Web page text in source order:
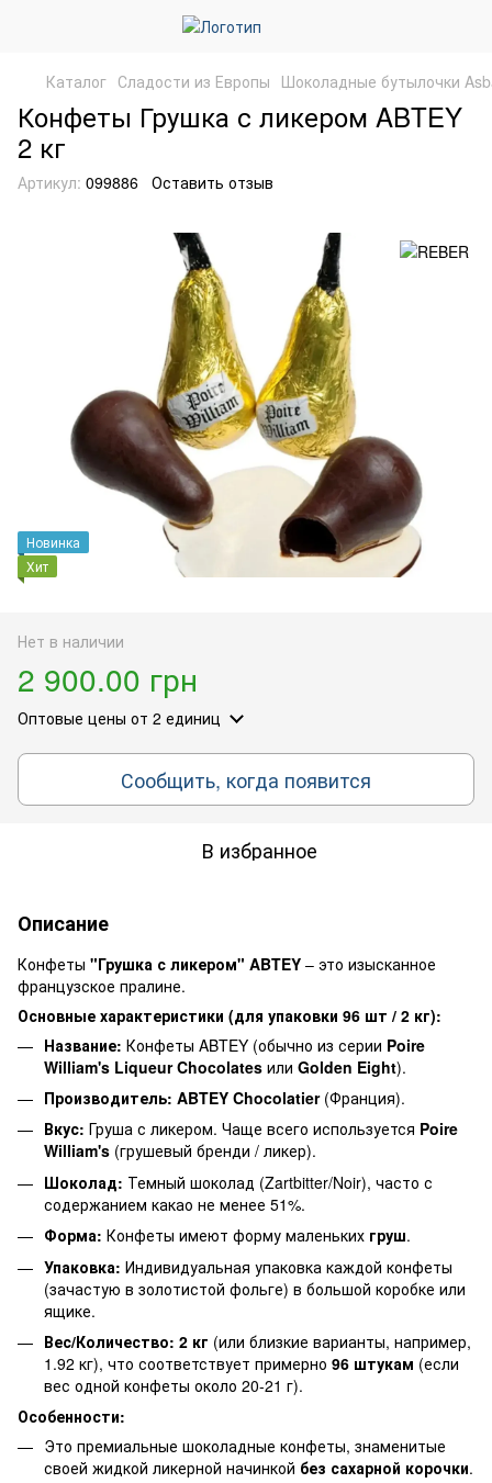
Каталог Сладости из Европы Шоколадные бутылочки
Конфеты Грушка с ликером ABTEY
2 кг
Артикул: 099886 Оставить отзыв
Новинка
Хит
Нет в наличии
2 900.00 грн
Оптовые цены от 2 единиц
Сообщить, когда появится
В избранное
Описание
Конфеты "Грушка с ликером" ABTEY – это изысканное
французское пралине.
Основные характеристики (для упаковки 96 шт / 2 кг):
Название: Конфеты ABTEY (обычно из серии Poire
William's Liqueur Chocolates или Golden Eight).
Производитель: ABTEY Chocolatier(Франция).
Вкус: Груша с ликером. Чаще всего используется Poire
William's (грушевый бренди / ликер).
Шоколад: Темный шоколад (Zartbitter/Noir), часто с
содержанием какао не менее 51%.
Форма: Конфеты имеют форму маленьких груш.
Упаковка: Индивидуальная упаковка каждой конфеты
(зачастую в золотистой фольге) в большой коробке или
ящике.
Вес/Количество: 2 кг (или близкие варианты, например,
1.92 кг), что соответствует примерно 96 штукам (если
вес одной конфеты около 20-21 г).
Особенности:
Это премиальные шоколадные конфеты, знаменитые
своей жидкой ликерной начинкой без сахарной корочки.